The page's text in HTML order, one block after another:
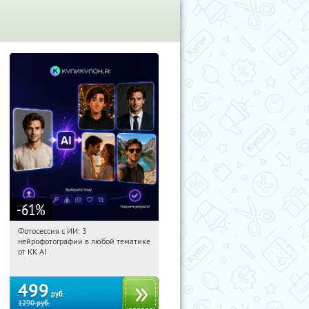
-61%
00:53:02
Россия
Фотосессия с ИИ: 3
нейрофотографии в любой тематике
от KK AI
499 руб.
1290руб.